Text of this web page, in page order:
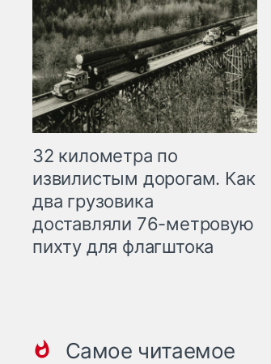
32 километра по
извилистым дорогам. Как
два грузовика
доставляли 76-метровую
пихту для флагштока
Самое читаемое